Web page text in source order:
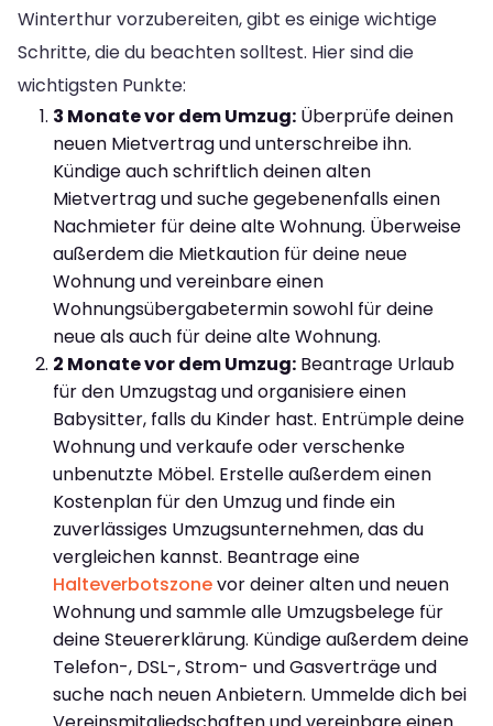
Winterthur vorzubereiten, gibt es einige wichtige
Schritte, die du beachten solltest. Hier sind die
wichtigsten Punkte:
3 Monate vor dem Umzug: Überprüfe deinen
neuen Mietvertrag und unterschreibe ihn.
Kündige auch schriftlich deinen alten
Mietvertrag und suche gegebenenfalls einen
Nachmieter für deine alte Wohnung. Überweise
außerdem die Mietkaution für deine neue
Wohnung und vereinbare einen
Wohnungsübergabetermin sowohl für deine
neue als auch für deine alte Wohnung.
2 Monate vor dem Umzug: Beantrage Urlaub
für den Umzugstag und organisiere einen
Babysitter, falls du Kinder hast. Entrümple deine
Wohnung und verkaufe oder verschenke
unbenutzte Möbel. Erstelle außerdem einen
Kostenplan für den Umzug und finde ein
zuverlässiges Umzugsunternehmen, das du
vergleichen kannst. Beantrage eine
Halteverbotszonevor deiner alten und neuen
Wohnung und sammle alle Umzugsbelege für
deine Steuererklärung. Kündige außerdem deine
Telefon-, DSL-, Strom- und Gasverträge und
suche nach neuen Anbietern. Ummelde dich bei